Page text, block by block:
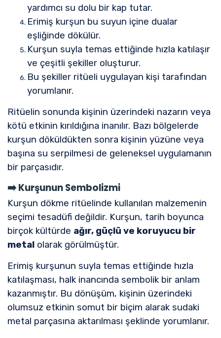
yardımcı su dolu bir kap tutar.
Erimiş kurşun bu suyun içine dualar
eşliğinde dökülür.
Kurşun suyla temas ettiğinde hızla katılaşır
ve çeşitli şekiller oluşturur.
Bu şekiller ritüeli uygulayan kişi tarafından
yorumlanır.
Ritüelin sonunda kişinin üzerindeki nazarın veya
kötü etkinin kırıldığına inanılır. Bazı bölgelerde
kurşun döküldükten sonra kişinin yüzüne veya
başına su serpilmesi de geleneksel uygulamanın
bir parçasıdır.
➡️Kurşunun Sembolizmi
Kurşun dökme ritüelinde kullanılan malzemenin
seçimi tesadüfi değildir. Kurşun, tarih boyunca
birçok kültürde ağır, güçlü ve koruyucu bir
metal olarak görülmüştür.
Erimiş kurşunun suyla temas ettiğinde hızla
katılaşması, halk inancında sembolik bir anlam
kazanmıştır. Bu dönüşüm, kişinin üzerindeki
olumsuz etkinin somut bir biçim alarak sudaki
metal parçasına aktarılması şeklinde yorumlanır.